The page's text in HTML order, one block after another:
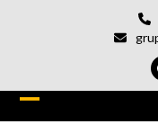
Open
Chiudi